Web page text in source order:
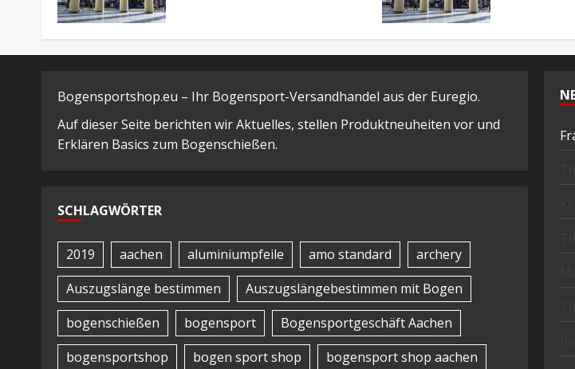
Bogensportshop.eu – Ihr Bogensport-Versandhandel aus der Euregio.
Auf dieser Seite berichten wir Aktuelles, stellen Produktneuheiten vor und
Erklären Basics zum Bogenschießen.
SCHLAGWÖRTER
2019 aachen aluminiumpfeile amo standard
archery
Auszugslänge bestimmen
Auszugslängebestimmen mit Bogen
bogenschießen
bogensport
Bogensportgeschäft Aachen
bogensportshop
bogen sport shop bogensport shop aachen